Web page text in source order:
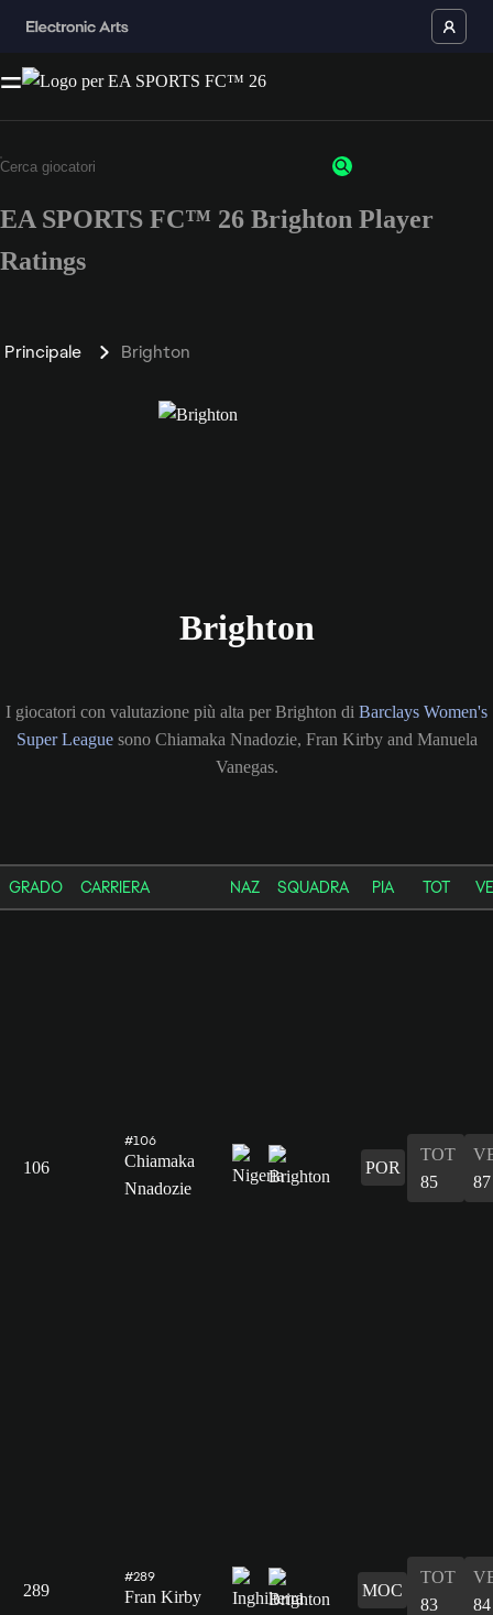
EA SPORTS FC™ 26 Brighton Player
Ratings
Principale Brighton
Brighton
I giocatori con valutazione più alta per Brighton di Barclays Women's
Super Leaguesono Chiamaka Nnadozie, Fran Kirby and Manuela
Vanegas.
GRADO CARRIERA NAZ SQUADRA PIA TOT
106
#106
Chiamaka
Nnadozie
POR
TOT
85
87
289
#289
Fran Kirby MOC
TOT
83
84